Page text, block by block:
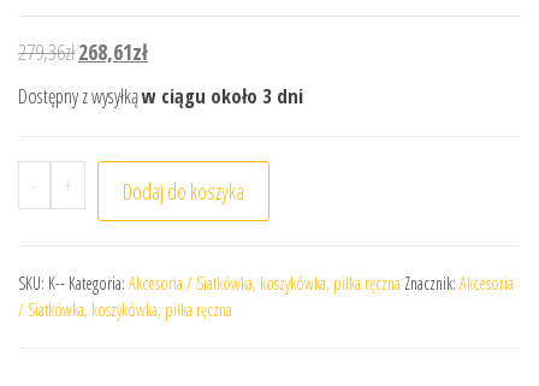
279,36złPierwotna cena wynosiła: 279,36zł.
268,61złAktualna cena wynosi: 268,61zł.
Dostępny z wysyłkąw ciągu około 3 dni
- ilość Tablica Taktyczna do koszykówki MOLTEN
+ Dodaj do koszyka
SKU: K-- Kategoria: Akcesoria / Siatkówka, koszykówka, piłka ręczna Znacznik: Akcesoria
/ Siatkówka, koszykówka, piłka ręczna